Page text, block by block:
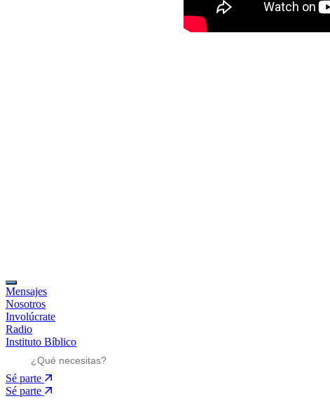
Mensajes
Nosotros
Involúcrate
Radio
Instituto Bíblico
Sé parte
Sé parte